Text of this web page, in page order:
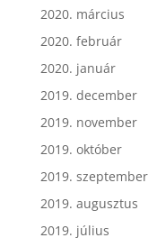
2020. március
2020. február
2020. január
2019. december
2019. november
2019. október
2019. szeptember
2019. augusztus
2019. július